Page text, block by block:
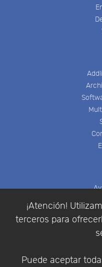
¡Atención!
terceros para
Puede aceptar